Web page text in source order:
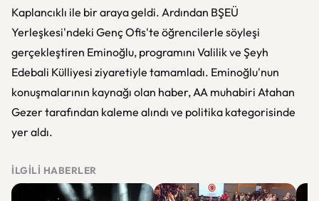
Kaplancıklı ile bir araya geldi. Ardından BŞEÜ
Yerleşkesi'ndeki Genç Ofis'te öğrencilerle söyleşi
gerçekleştiren Eminoğlu, programını Valilik ve Şeyh
Edebali Külliyesi ziyaretiyle tamamladı. Eminoğlu'nun
konuşmalarının kaynağı olan haber, AA muhabiri Atahan
Gezer tarafından kaleme alındı ve politika kategorisinde
yer aldı.
İLGILI HABERLER